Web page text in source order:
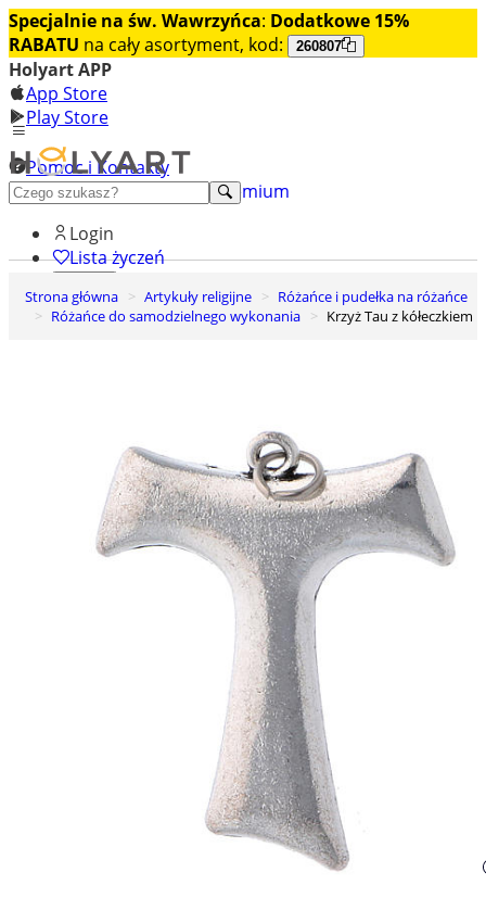
Specjalnie na św. Wawrzyńca: Dodatkowe 15%
RABATU na cały asortyment, kod: 260807
Holyart APP
App Store
Play Store
Pomoc i Kontakty
+48 222 922 860
Odkryj premium
Login
Lista życzeń
0
Koszyk
Strona główna Artykuły religijne
Różańce i pudełka na różańce
Różańce do samodzielnego wykonania
Krzyż Tau z kółeczkiem